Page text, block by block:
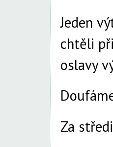
Jeden
chtěli
oslavy
Za